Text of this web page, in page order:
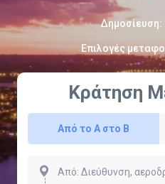
Δημοσίευση:
Επιλογές
Κράτηση
Από το Α στο Β